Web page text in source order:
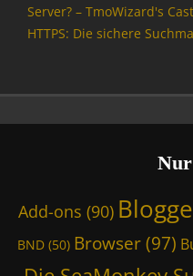
Server? – TmoWizard's
HTTPS: Die sichere
Add-ons (90)
BND (50) Browser (97)